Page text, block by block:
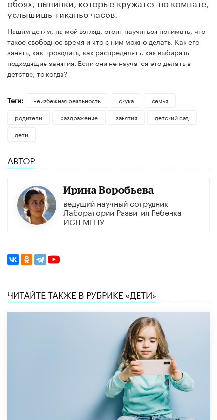
услышишь тиканье часов.
Нашим детям, на мой взгляд, стоит научиться понимать, что
такое свободное время и что с ним можно делать. Как его
занять, как проводить, как распределять, как выбирать
подходящие занятия. Если они не научатся это делать в
детстве, то когда?
Теги: неизбежная реальность скука
семья
родители
раздражение занятия
детский сад
дети
АВТОР
Ирина Воробьева
ведущий научный сотрудник
Лаборатории Развития Ребенка
ИСП МГПУ
ЧИТАЙТЕ ТАКЖЕ В РУБРИКЕ «ДЕТИ»